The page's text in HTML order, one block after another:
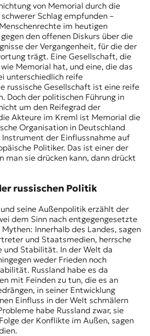
Schlag empfunden –
im heutigen
den offenen Diskurs über die
der Vergangenheit, für die der
trägt. Eine Gesellschaft, die
Memorial hat, und eine, die das
unterschiedlich reife
russische Gesellschaft ist eine reife
Doch der politischen Führung in
um den Reifegrad der
Akteure im Kreml ist Memorial die
Organisation in Deutschland
Instrument der Einflussnahme auf
Politiker. Das ist einer der
man sie drücken kann, dann drückt
russischen Politik
seine Außenpolitik erzählt der
dem Sinn nach entgegengesetzte
Innerhalb des Landes, sagen
und Staatsmedien, herrsche
und Stabilität. In der Welt da
weder Frieden noch
Russland habe es da
mit Feinden zu tun, die es an
in seiner Entwicklung
Einfluss in der Welt schmälern
habe Russland zwar, sie
der Konflikte im Außen, sagen